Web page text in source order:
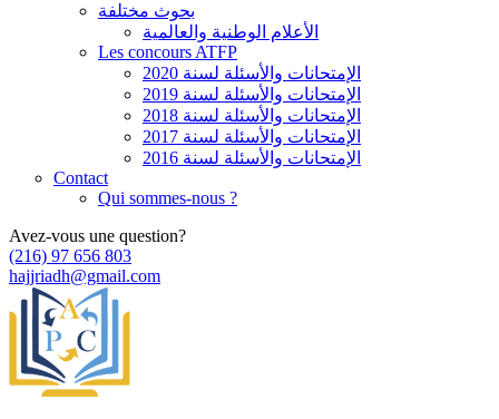
بحوث مختلفة
الأعلام الوطنية والعالمية
Les concours ATFP
الإمتحانات والأسئلة لسنة 2020
الإمتحانات والأسئلة لسنة 2019
الإمتحانات والأسئلة لسنة 2018
الإمتحانات والأسئلة لسنة 2017
الإمتحانات والأسئلة لسنة 2016
Contact
Qui sommes-nous ?
Avez-vous une question?
(216) 97 656 803
hajjriadh@gmail.com